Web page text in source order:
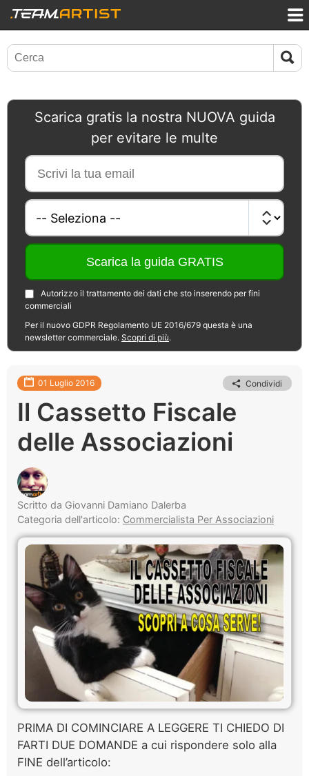
Scarica gratis la nostra NUOVA guida
per evitare le multe
Autorizzo il trattamento dei dati che sto inserendo per fini
commerciali
Per il nuovo GDPR Regolamento UE 2016/679 questa è una
newsletter commerciale. Scopri di più.
01 Luglio 2016 Condividi
Il Cassetto Fiscale
delle Associazioni
Scritto da Giovanni Damiano Dalerba
Categoria dell'articolo: Commercialista Per Associazioni
PRIMA DI COMINCIARE A LEGGERE TI CHIEDO DI
FARTI DUE DOMANDE a cui rispondere solo alla
FINE dell’articolo: